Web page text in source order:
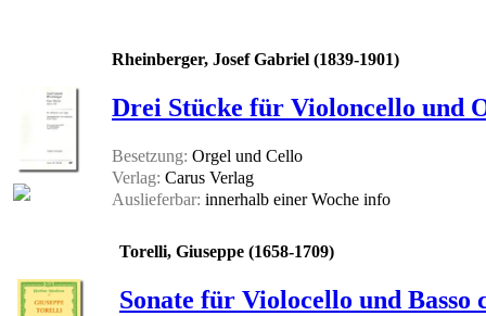
Rheinberger, Josef Gabriel (1839-1901)
Drei Stücke für Violoncello und
Besetzung: Orgel und Cello
Verlag: Carus Verlag
Auslieferbar: innerhalb einer Woche info
Torelli, Giuseppe (1658-1709)
Sonate für Violocello und Basso